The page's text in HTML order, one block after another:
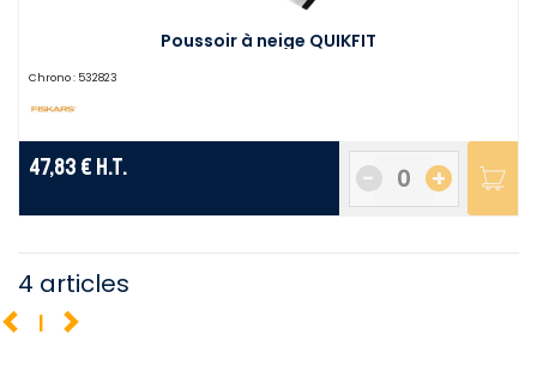
Poussoir à neige QUIKFIT
Chrono : 532823
47,83 € H.T. +
-
4 articles
1